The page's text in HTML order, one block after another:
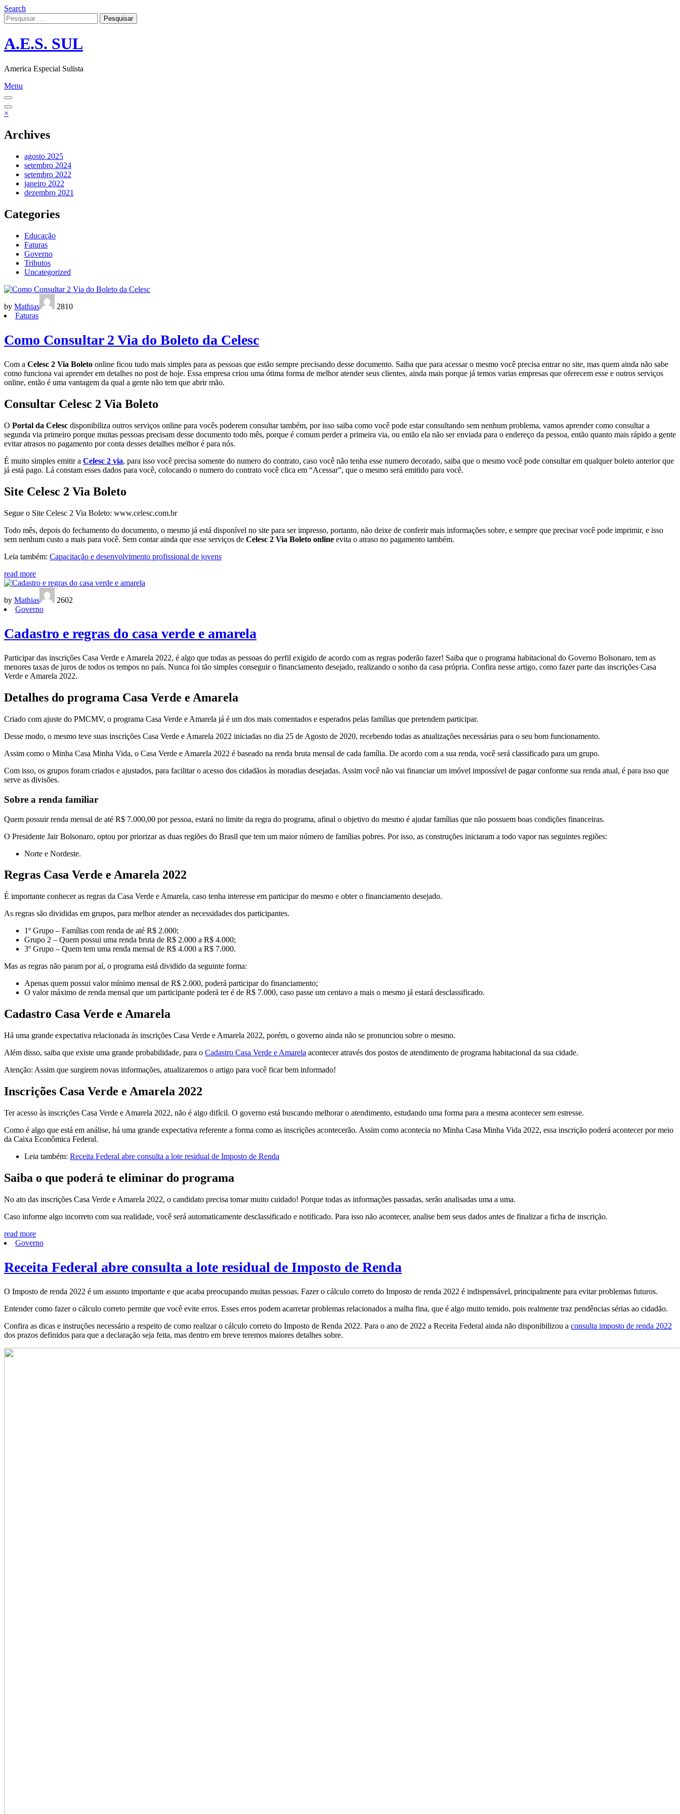
Skip
to
content
Search
Pesquisar
por:
A.E.S. SUL
America Especial Sulista
Menu
×
Archives
agosto 2025
setembro 2024
setembro 2022
janeiro 2022
dezembro 2021
Categories
Educação
Faturas
Governo
Tributos
Uncategorized
by Mathias
2810
Faturas
Como Consultar 2 Via do Boleto da Celesc
Com a Celesc 2 Via Boleto online ficou tudo mais simples para as pessoas que estão sempre precisando desse documento. Saiba que para acessar o mesmo você precisa entrar no site, mas quem ainda não sabe
como funciona vai aprender em detalhes no post de hoje. Essa empresa criou uma ótima forma de melhor atender seus clientes, ainda mais porque já temos varias empresas que oferecem esse e outros serviços
online, então é uma vantagem da qual a gente não tem que abrir mão.
Consultar Celesc 2 Via Boleto
O Portal da Celesc disponibiliza outros serviços online para vocês poderem consultar também, por isso saiba como você pode estar consultando sem nenhum problema, vamos aprender como consultar a
segunda via primeiro porque muitas pessoas precisam desse documento todo mês, porque é comum perder a primeira via, ou então ela não ser enviada para o endereço da pessoa, então quanto mais rápido a gente
evitar atrasos no pagamento por conta desses detalhes melhor é para nós.
É muito simples emitir a Celesc 2 via, para isso você precisa somente do numero do contrato, caso você não tenha esse numero decorado, saiba que o mesmo você pode consultar em qualquer boleto anterior que
já está pago. Lá constam esses dados para você, colocando o numero do contrato você clica em “Acessar”, que o mesmo será emitido para você.
Site Celesc 2 Via Boleto
Segue o Site Celesc 2 Via Boleto: www.celesc.com.br
Todo mês, depois do fechamento do documento, o mesmo já está disponível no site para ser impresso, portanto, não deixe de conferir mais informações sobre, e sempre que precisar você pode imprimir, e isso
sem nenhum custo a mais para você. Sem contar ainda que esse serviços de Celesc 2 Via Boleto online evita o atraso no pagamento também.
Leia também: Capacitação e desenvolvimento profissional de jovens
read more
by Mathias
2602
Governo
Cadastro e regras do casa verde e amarela
Participar das inscrições Casa Verde e Amarela 2022, é algo que todas as pessoas do perfil exigido de acordo com as regras poderão fazer! Saiba que o programa habitacional do Governo Bolsonaro, tem as
menores taxas de juros de todos os tempos no país. Nunca foi tão simples conseguir o financiamento desejado, realizando o sonho da casa própria. Confira nesse artigo, como fazer parte das inscrições Casa
Verde e Amarela 2022.
Detalhes do programa Casa Verde e Amarela
Criado com ajuste do PMCMV, o programa Casa Verde e Amarela já é um dos mais comentados e esperados pelas famílias que pretendem participar.
Desse modo, o mesmo teve suas inscrições Casa Verde e Amarela 2022 iniciadas no dia 25 de Agosto de 2020, recebendo todas as atualizações necessárias para o seu bom funcionamento.
Assim como o Minha Casa Minha Vida, o Casa Verde e Amarela 2022 é baseado na renda bruta mensal de cada família. De acordo com a sua renda, você será classificado para um grupo.
Com isso, os grupos foram criados e ajustados, para facilitar o acesso dos cidadãos às moradias desejadas. Assim você não vai financiar um imóvel impossível de pagar conforme sua renda atual, é para isso que
serve as divisões.
Sobre a renda familiar
Quem possuir renda mensal de até R$ 7.000,00 por pessoa, estará no limite da regra do programa, afinal o objetivo do mesmo é ajudar famílias que não possuem boas condições financeiras.
O Presidente Jair Bolsonaro, optou por priorizar as duas regiões do Brasil que tem um maior número de famílias pobres. Por isso, as construções iniciaram a todo vapor nas seguintes regiões:
Norte e Nordeste.
Regras Casa Verde e Amarela 2022
É importante conhecer as regras da Casa Verde e Amarela, caso tenha interesse em participar do mesmo e obter o financiamento desejado.
As regras são divididas em grupos, para melhor atender as necessidades dos participantes.
1º Grupo – Famílias com renda de até R$ 2.000;
Grupo 2 – Quem possui uma renda bruta de R$ 2.000 a R$ 4.000;
3º Grupo – Quem tem uma renda mensal de R$ 4.000 a R$ 7.000.
Mas as regras não param por aí, o programa está dividido da seguinte forma:
Apenas quem possui valor mínimo mensal de R$ 2.000, poderá participar do financiamento;
O valor máximo de renda mensal que um participante poderá ter é de R$ 7.000, caso passe um centavo a mais o mesmo já estará desclassificado.
Cadastro Casa Verde e Amarela
Há uma grande expectativa relacionada às inscrições Casa Verde e Amarela 2022, porém, o governo ainda não se pronunciou sobre o mesmo.
Além disso, saiba que existe uma grande probabilidade, para o Cadastro Casa Verde e Amarela acontecer através dos postos de atendimento de programa habitacional da sua cidade.
Atenção: Assim que surgirem novas informações, atualizaremos o artigo para você ficar bem informado!
Inscrições Casa Verde e Amarela 2022
Ter acesso às inscrições Casa Verde e Amarela 2022, não é algo difícil. O governo está buscando melhorar o atendimento, estudando uma forma para a mesma acontecer sem estresse.
Como é algo que está em análise, há uma grande expectativa referente a forma como as inscrições acontecerão. Assim como acontecia no Minha Casa Minha Vida 2022, essa inscrição poderá acontecer por meio
da Caixa Econômica Federal.
Leia também: Receita Federal abre consulta a lote residual de Imposto de Renda
Saiba o que poderá te eliminar do programa
No ato das inscrições Casa Verde e Amarela 2022, o candidato precisa tomar muito cuidado! Porque todas as informações passadas, serão analisadas uma a uma.
Caso informe algo incorreto com sua realidade, você será automaticamente desclassificado e notificado. Para isso não acontecer, analise bem seus dados antes de finalizar a ficha de inscrição.
read more
Governo
Receita Federal abre consulta a lote residual de Imposto de Renda
O Imposto de renda 2022 é um assunto importante e que acaba preocupando muitas pessoas. Fazer o cálculo correto do Imposto de renda 2022 é indispensável, principalmente para evitar problemas futuros.
Entender como fazer o cálculo correto permite que você evite erros. Esses erros podem acarretar problemas relacionados a malha fina, que é algo muito temido, pois realmente traz pendências sérias ao cidadão.
Confira as dicas e instruções necessário a respeito de como realizar o cálculo correto do Imposto de Renda 2022. Para o ano de 2022 a Receita Federal ainda não disponibilizou a consulta imposto de renda 2022
dos prazos definidos para que a declaração seja feita, mas dentro em breve teremos maiores detalhes sobre.